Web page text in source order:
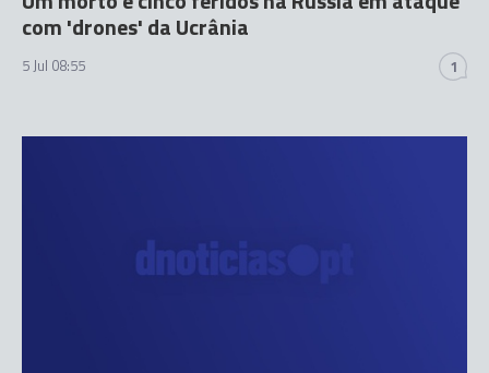
com 'drones' da Ucrânia
5 Jul 08:55 1